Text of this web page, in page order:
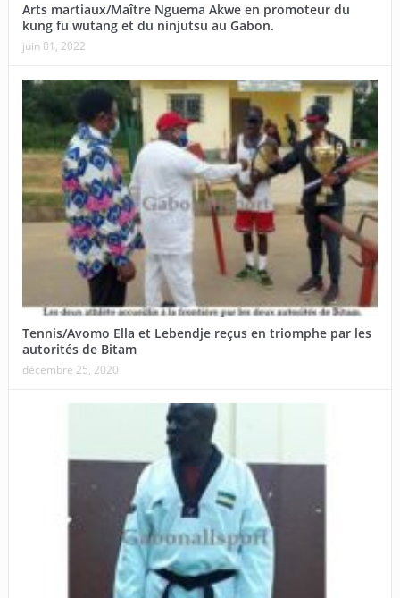
Arts martiaux/Maître Nguema Akwe en promoteur du
kung fu wutang et du ninjutsu au Gabon.
juin 01, 2022
Tennis/Avomo Ella et Lebendje reçus en triomphe par les
autorités de Bitam
décembre 25, 2020